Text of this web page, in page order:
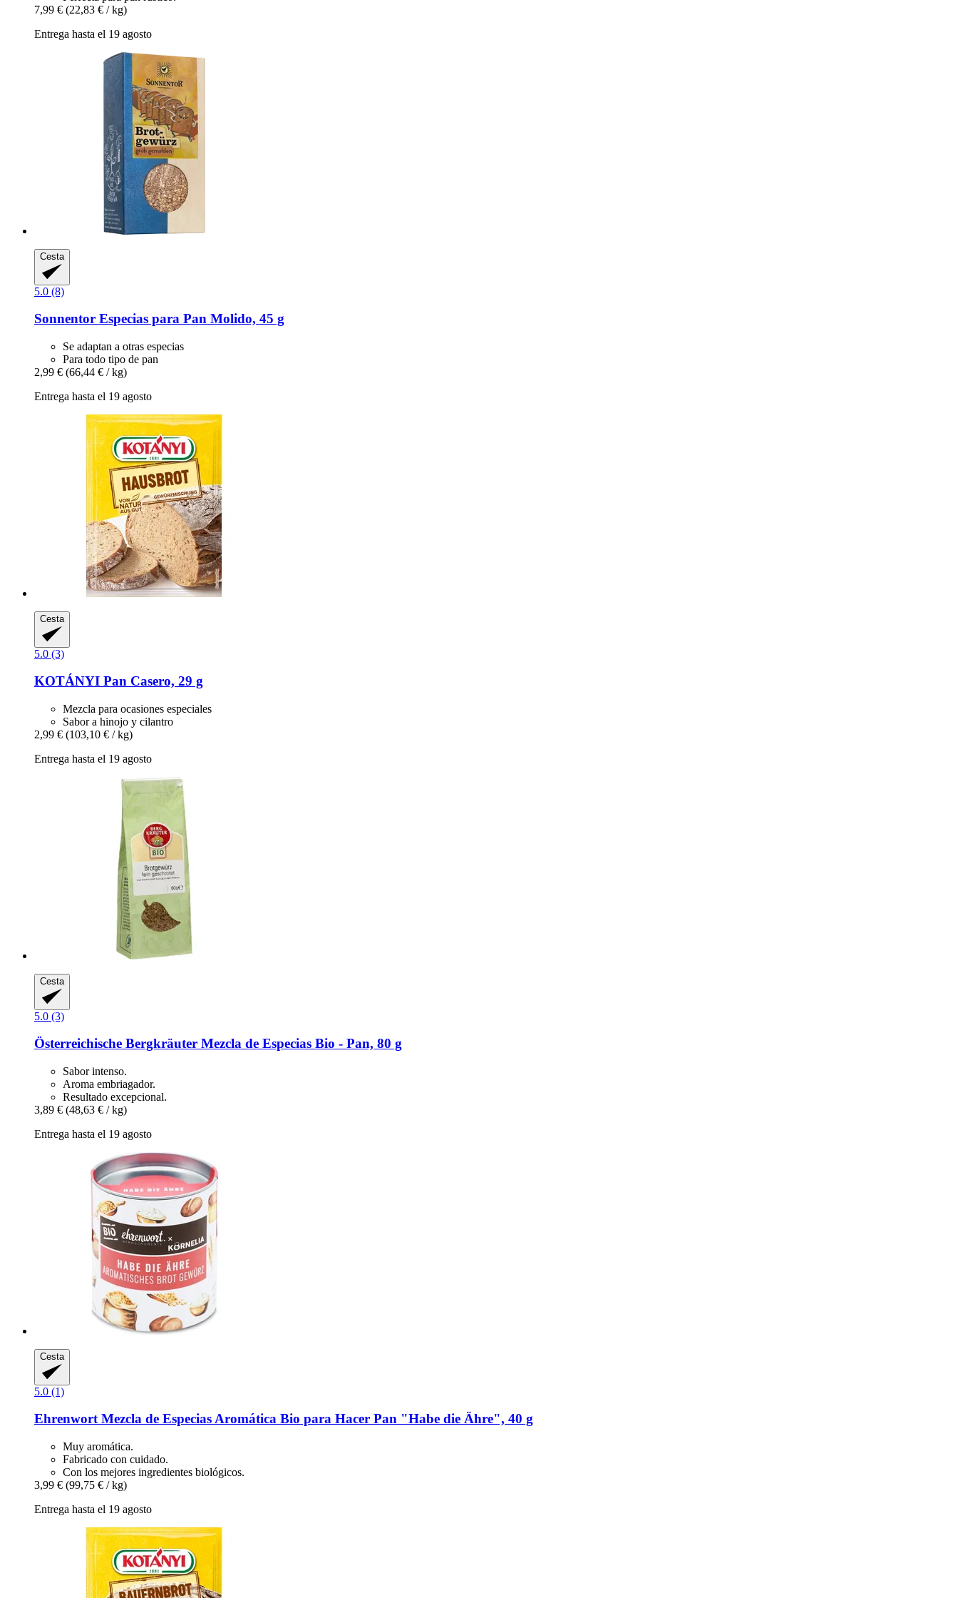
7,99 € (22,83 € / kg)
Entrega hasta el 19 agosto
Cesta
5.0 (8)
Sonnentor Especias para Pan Molido, 45 g
Se adaptan a otras especias
Para todo tipo de pan
2,99 € (66,44 € / kg)
Entrega hasta el 19 agosto
Cesta
5.0 (3)
KOTÁNYI Pan Casero, 29 g
Mezcla para ocasiones especiales
Sabor a hinojo y cilantro
2,99 € (103,10 € / kg)
Entrega hasta el 19 agosto
Cesta
5.0 (3)
Österreichische Bergkräuter Mezcla de Especias Bio -​ Pan, 80 g
Sabor intenso.
Aroma embriagador.
Resultado excepcional.
3,89 € (48,63 € / kg)
Entrega hasta el 19 agosto
Cesta
5.0 (1)
EhrenwortMezcla de Especias Aromática Bio para Hacer Pan "Habe die Ähre", 40 g
Muy aromática.
Fabricado con cuidado.
Con los mejores ingredientes biológicos.
3,99 € (99,75 € / kg)
Entrega hasta el 19 agosto